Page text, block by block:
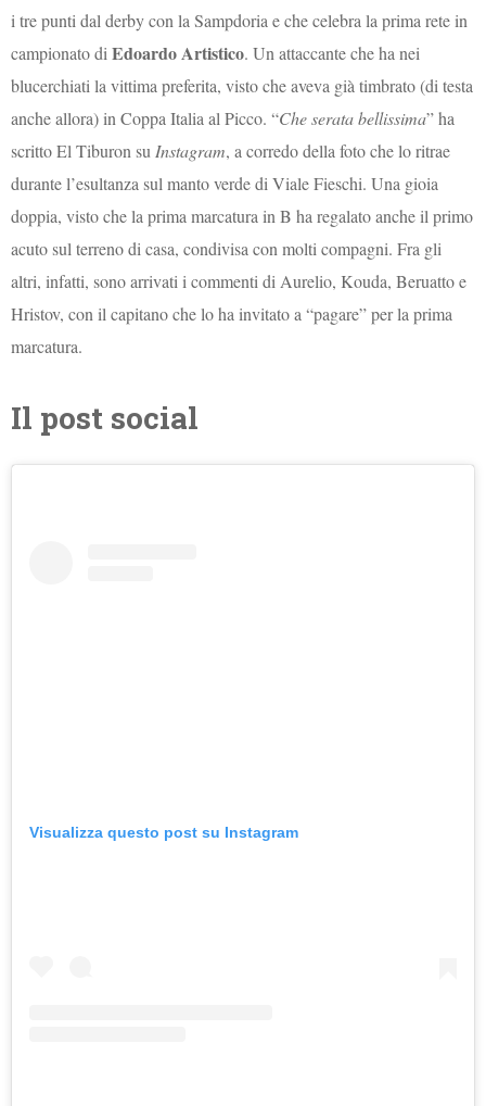
i tre punti dal derby con la Sampdoria e che celebra la prima rete in
campionato diEdoardo Artistico. Un attaccante che ha nei
blucerchiati la vittima preferita, visto che aveva già timbrato (di testa
anche allora) in Coppa Italia al Picco. “Che serata bellissima” ha
scritto El Tiburon su Instagram, a corredo della foto che lo ritrae
durante l’esultanza sul manto verde di Viale Fieschi. Una gioia
doppia, visto che la prima marcatura in B ha regalato anche il primo
acuto sul terreno di casa, condivisa con molti compagni. Fra gli
altri, infatti, sono arrivati i commenti di Aurelio, Kouda, Beruatto e
Hristov, con il capitano che lo ha invitato a “pagare” per la prima
marcatura.
Il post social
Visualizza questo post su Instagram